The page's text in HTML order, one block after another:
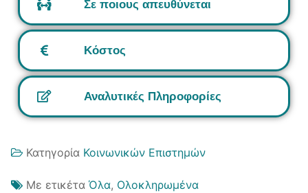
Σε ποιους απευθύνεται
Κόστος
Αναλυτικές Πληροφορίες
Κατηγορία Κοινωνικών Επιστημών
Με ετικέτα Όλα, Ολοκληρωμένα